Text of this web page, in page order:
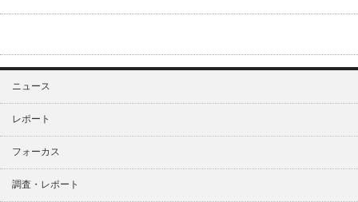
ニュース
レポート
フォーカス
調査・レポート